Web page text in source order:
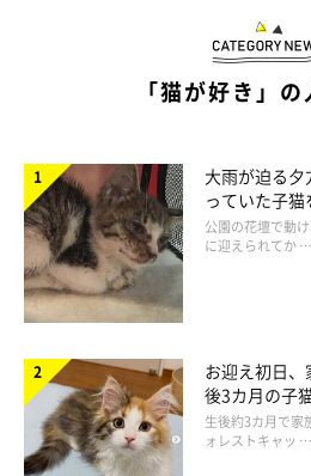
「猫パンチ、欲しい？」
はししまるに”猫吸い”をしてやり返し
「猫が好き」
大雨が迫る
っていた子
と“姉妹”のよ
公園の花壇で動
に迎えられてか …
お迎え初日
後3カ月の子
ち着く姿に
生後約3カ月で家
ォレストキャッ …